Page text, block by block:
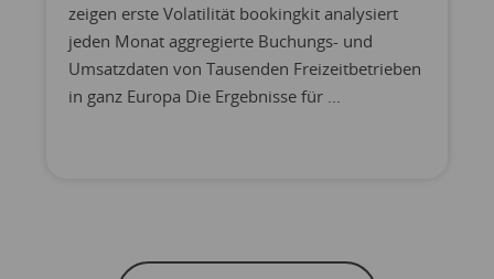
zeigen erste Volatilität bookingkit analysiert
jeden Monat aggregierte Buchungs- und
Umsatzdaten von Tausenden Freizeitbetrieben
in ganz Europa Die Ergebnisse für ...